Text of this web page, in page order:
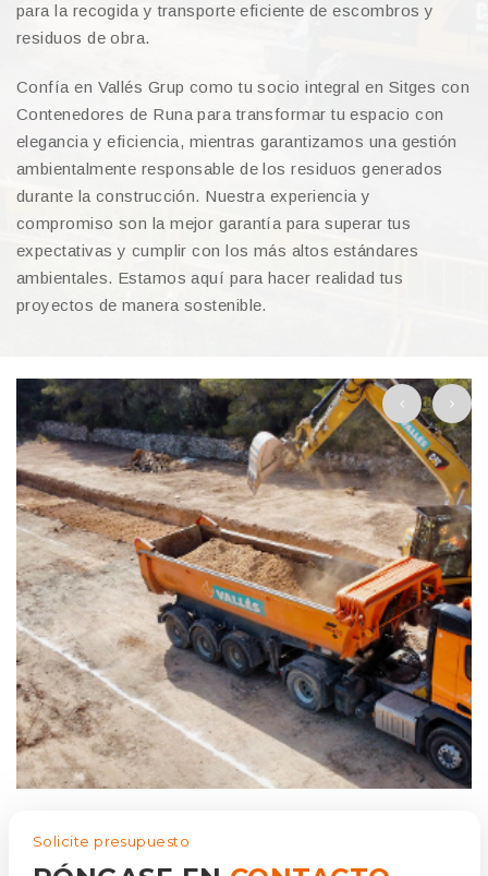
para la recogida y transporte eficiente de escombros y
residuos de obra.
Confía en Vallés Grup como tu socio integral en Sitges con
Contenedores de Runa para transformar tu espacio con
elegancia y eficiencia, mientras garantizamos una gestión
ambientalmente responsable de los residuos generados
durante la construcción. Nuestra experiencia y
compromiso son la mejor garantía para superar tus
expectativas y cumplir con los más altos estándares
ambientales. Estamos aquí para hacer realidad tus
proyectos de manera sostenible.
Solicite presupuesto